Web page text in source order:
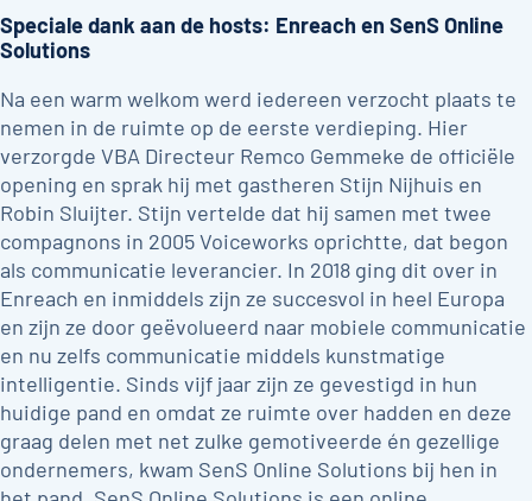
Speciale dank aan de hosts: Enreach en SenS Online
Solutions
Na een warm welkom werd iedereen verzocht plaats te
nemen in de ruimte op de eerste verdieping. Hier
verzorgde VBA Directeur Remco Gemmeke de officiële
opening en sprak hij met gastheren Stijn Nijhuis en
Robin Sluijter. Stijn vertelde dat hij samen met twee
compagnons in 2005 Voiceworks oprichtte, dat begon
als communicatie leverancier. In 2018 ging dit over in
Enreach en inmiddels zijn ze succesvol in heel Europa
en zijn ze door geëvolueerd naar mobiele communicatie
en nu zelfs communicatie middels kunstmatige
intelligentie. Sinds vijf jaar zijn ze gevestigd in hun
huidige pand en omdat ze ruimte over hadden en deze
graag delen met net zulke gemotiveerde én gezellige
ondernemers, kwam SenS Online Solutions bij hen in